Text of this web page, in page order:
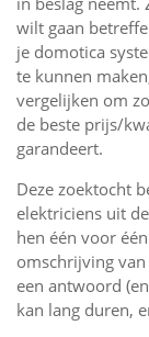
wilt gaan
je domotica
te kunnen
vergelijken om
de beste prijs/
garandeert.
Deze zoektocht
elektriciens uit
hen één voor
omschrijving
een antwoord
kan lang duren,